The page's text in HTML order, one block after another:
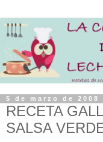
5 de marzo de 2008
RECETA
SALSA